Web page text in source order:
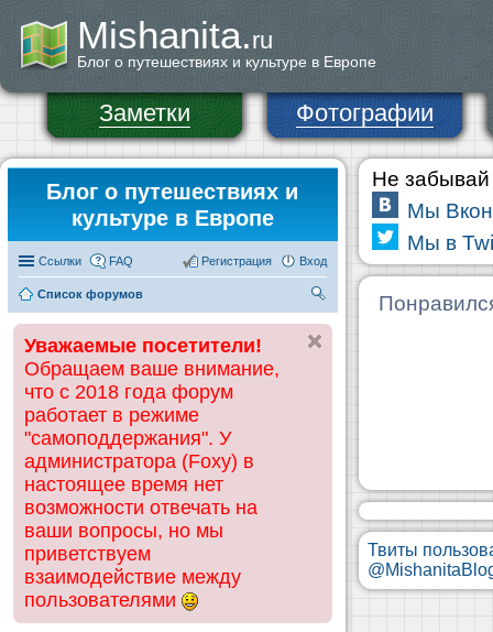
Mishanita.ru
Блог о путешествиях и культуре в Европе
Заметки Фотографии
Блог о путешествиях и
культуре в Европе
Ссылки FAQ Вход
Регистрация
Список форумов
ск
Уважаемые посетители!
Обращаем ваше внимание,
что с 2018 года форум
работает в режиме
"самоподдержания". У
администратора (Foxy) в
настоящее время нет
возможности отвечать на
ваши вопросы, но мы
приветствуем
взаимодействие между
пользователями
Не забывай
Мы
Мы в
Твиты